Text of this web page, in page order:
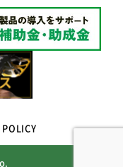
POLICY